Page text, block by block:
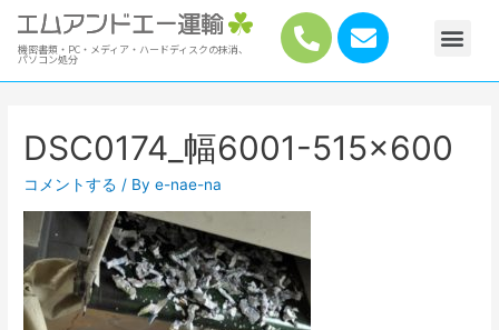
機密書類・PC・メディア・ハードディスクの抹消、
パソコン処分
DSC0174_幅6001-515×600
コメントする / Bye-nae-na